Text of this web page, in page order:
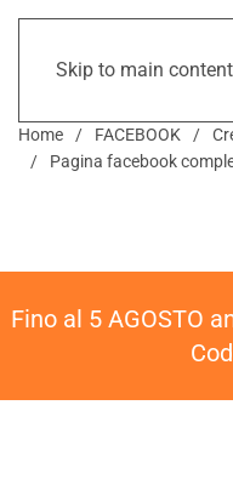
Skip to main content
Home FACEBOOK
Pagina facebook
Fino al 5 AGOSTO